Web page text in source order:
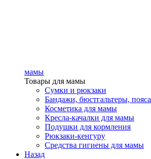
мамы
Товары для мамы
Сумки и рюкзаки
Бандажи, бюстгальтеры, пояса
Косметика для мамы
Кресла-качалки для мамы
Подушки для кормления
Рюкзаки-кенгуру
Средства гигиены для мамы
Назад